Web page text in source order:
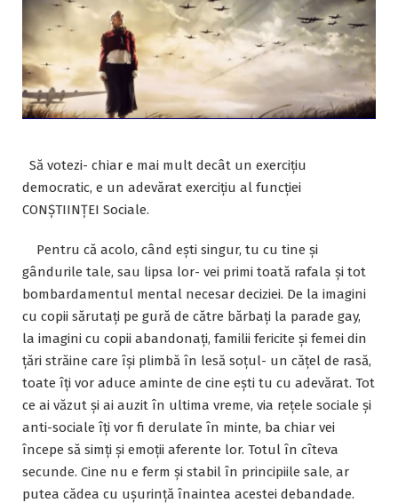
Să votezi- chiar e mai mult decât un exercițiu
democratic, e un adevărat exercițiu al funcției
CONȘTIINȚEI Sociale.
Pentru că acolo, când ești singur, tu cu tine și
gândurile tale, sau lipsa lor- vei primi toată rafala și tot
bombardamentul mental necesar deciziei. De la imagini
cu copii sărutați pe gură de către bărbați la parade gay,
la imagini cu copii abandonați, familii fericite și femei din
țări străine care își plimbă în lesă soțul- un cățel de rasă,
toate îți vor aduce aminte de cine ești tu cu adevărat. Tot
ce ai văzut și ai auzit în ultima vreme, via rețele sociale și
anti-sociale îți vor fi derulate în minte, ba chiar vei
începe să simți și emoții aferente lor. Totul în cîteva
secunde. Cine nu e ferm și stabil în principiile sale, ar
putea cădea cu ușurință înaintea acestei debandade.